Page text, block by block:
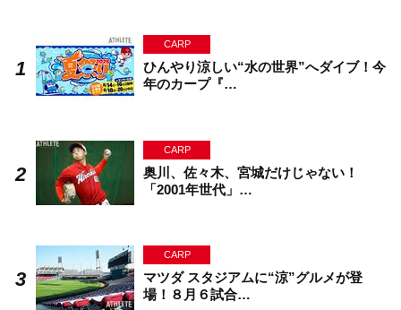
CARP
ひんやり涼しい“水の世界”へダイブ！今
年のカープ『…
CARP
奥川、佐々木、宮城だけじゃない！
「2001年世代」…
CARP
マツダ スタジアムに“涼”グルメが登
場！８月６試合…